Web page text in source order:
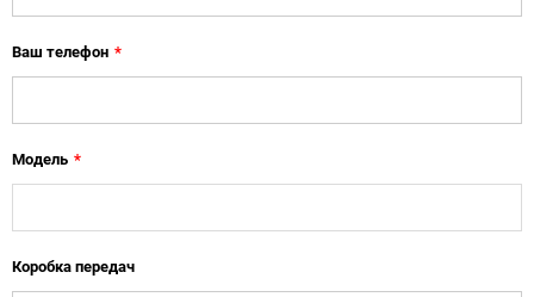
Ваш телефон *
Модель *
Коробка передач